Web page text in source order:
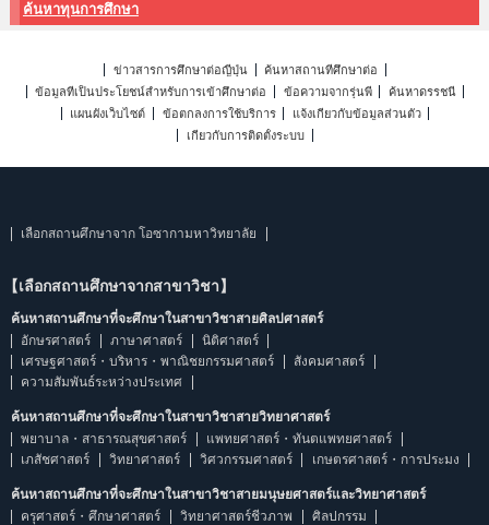
ค้นหาทุนการศึกษา
ข่าวสารการศึกษาต่อญี่ปุ่น
ค้นหาสถานที่ศึกษาต่อ
ข้อมูลที่เป็นประโยชน์สำหรับการเข้าศึกษาต่อ
ข้อความจากรุ่นพี่
ค้นหาดรรชนี
แผนผังเว็บไซต์
ข้อตกลงการใช้บริการ
แจ้งเกี่ยวกับข้อมูลส่วนตัว
เกี่ยวกับการติดตั้งระบบ
เลือกสถานศึกษาจาก โอซากามหาวิทยาลัย
【เลือกสถานศึกษาจากสาขาวิชา】
ค้นหาสถานศึกษาที่จะศึกษาในสาขาวิชาสายศิลปศาสตร์
อักษรศาสตร์
ภาษาศาสตร์
นิติศาสตร์
เศรษฐศาสตร์・บริหาร・พาณิชยกรรมศาสตร์
สังคมศาสตร์
ความสัมพันธ์ระหว่างประเทศ
ค้นหาสถานศึกษาที่จะศึกษาในสาขาวิชาสายวิทยาศาสตร์
พยาบาล・สาธารณสุขศาสตร์
แพทยศาสตร์・ทันตแพทยศาสตร์
เภสัชศาสตร์
วิทยาศาสตร์ วิศวกรรมศาสตร์ เกษตรศาสตร์・การประมง
ค้นหาสถานศึกษาที่จะศึกษาในสาขาวิชาสายมนุษยศาสตร์และวิทยาศาสตร์
ครุศาสตร์・ศึกษาศาสตร์
วิทยาศาสตร์ชีวภาพ
ศิลปกรรม